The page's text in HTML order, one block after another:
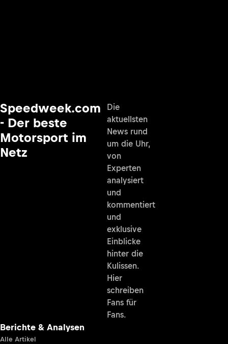
Speedweek.com
- Der beste
Motorsport im
Netz
Die
aktuellsten
News rund
um die Uhr,
von
Experten
analysiert
und
kommentiert
und
exklusive
Einblicke
hinter die
Kulissen.
Hier
schreiben
Fans für
Fans.
Berichte & Analysen
Alle Artikel